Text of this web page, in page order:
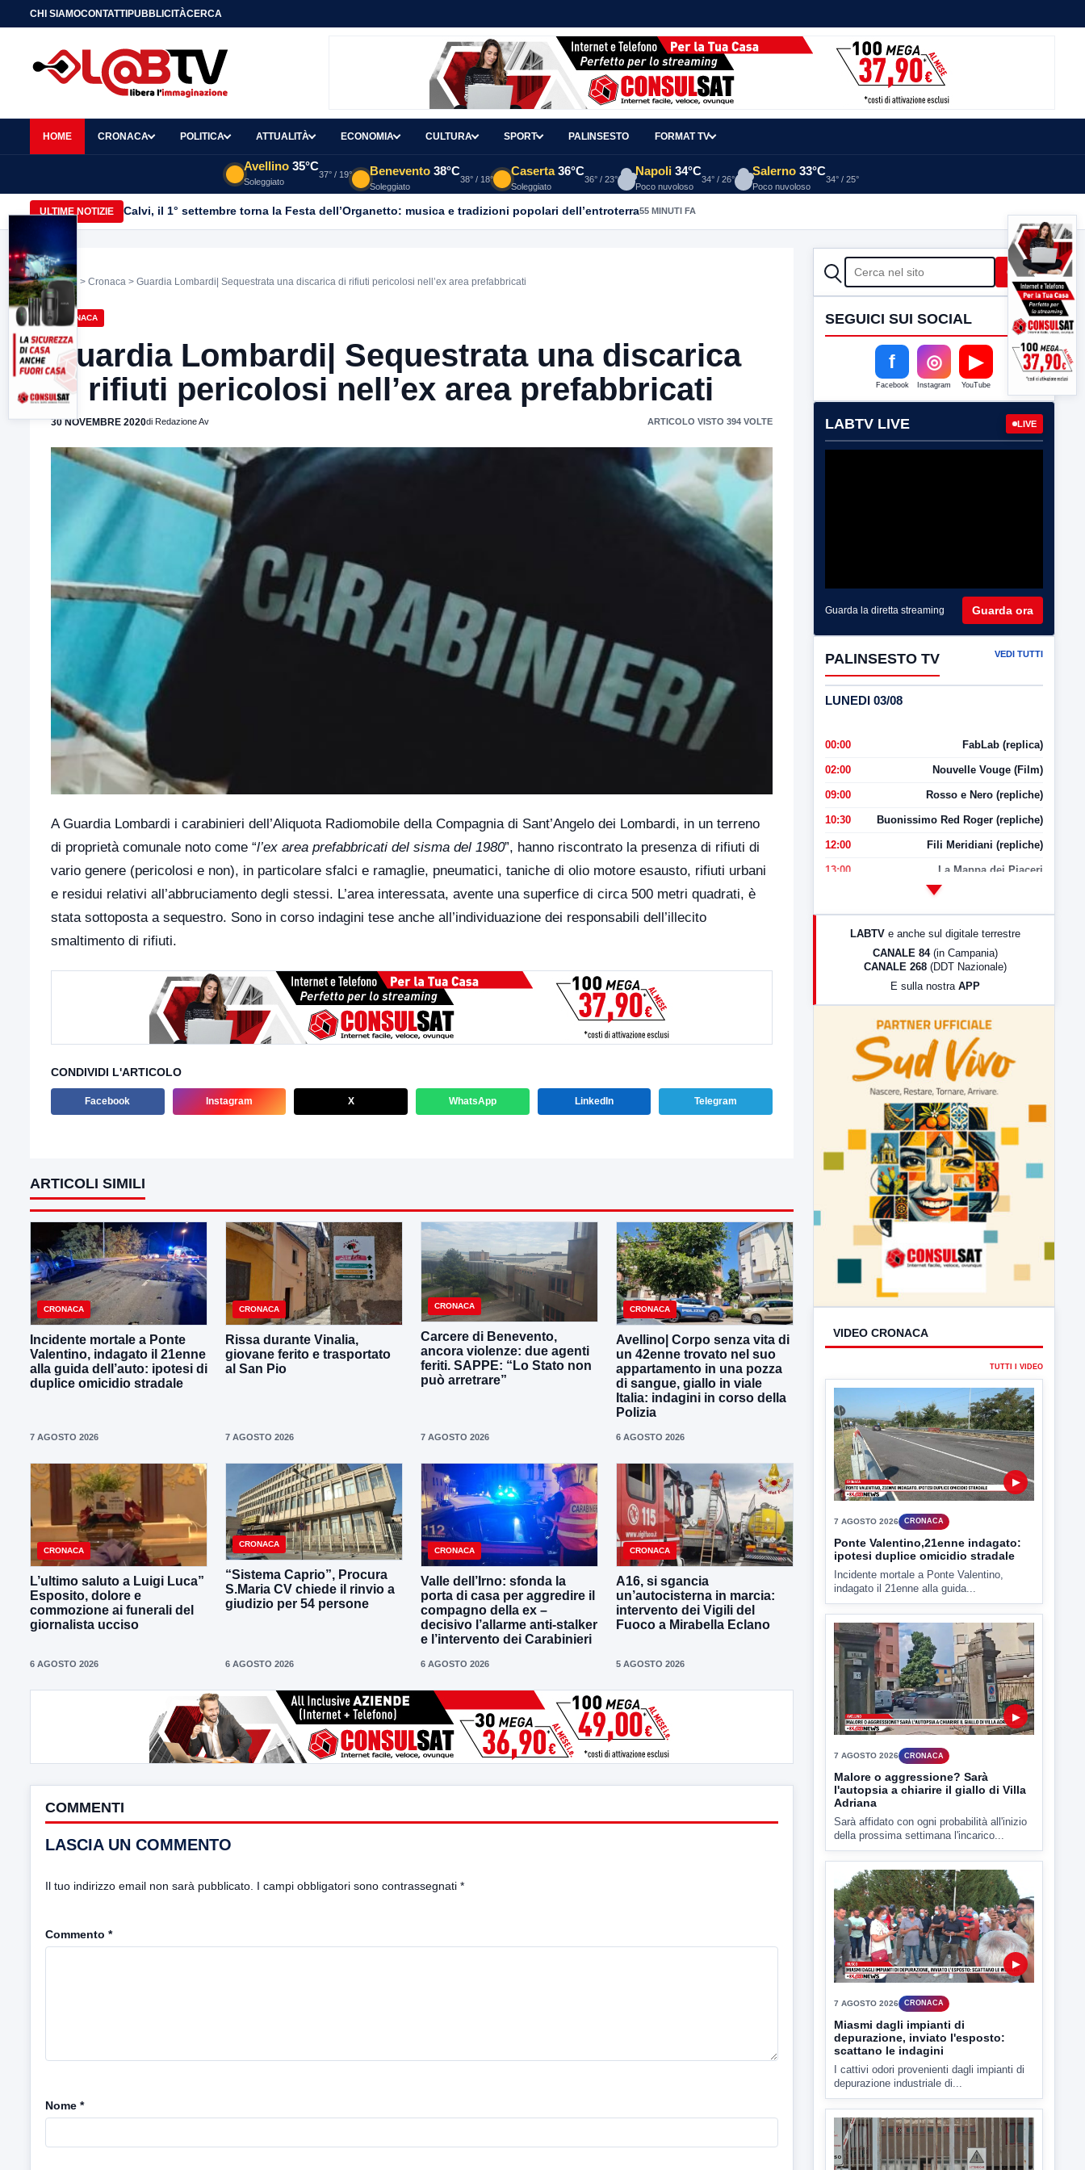
CHI SIAMOCONTATTIPUBBLICITÀCERCA
HOME CRONACA POLITICA ATTUALITÀ ECONOMIA CULTURA SPORT PALINSESTO FORMAT TV
Avellino 35°C
Soleggiato
37° / 19° Benevento 38°C
Soleggiato
38° / 18°
Caserta 36°C
Soleggiato
36° / 23°
Napoli 34°C
Poco nuvoloso
34° / 26°
Salerno 33°C
Poco nuvoloso
34° / 25°
ULTIME NOTIZIE Calvi, il 1° settembre torna la Festa dell’Organetto: musica e tradizioni popolari dell’entroterra55 MINUTI FA
Home > Cronaca > Guardia Lombardi| Sequestrata una discarica di rifiuti pericolosi nell’ex area prefabbricati
CRONACA
Guardia Lombardi| Sequestrata una discarica
di rifiuti pericolosi nell’ex area prefabbricati
30 NOVEMBRE 2020di Redazione Av ARTICOLO VISTO 394 VOLTE
A Guardia Lombardi i carabinieri dell’Aliquota Radiomobile della Compagnia di Sant’Angelo dei Lombardi, in un terreno
di proprietà comunale noto come “l’ex area prefabbricati del sisma del 1980”, hanno riscontrato la presenza di rifiuti di
vario genere (pericolosi e non), in particolare sfalci e ramaglie, pneumatici, taniche di olio motore esausto, rifiuti urbani
e residui relativi all’abbruciamento degli stessi. L’area interessata, avente una superfice di circa 500 metri quadrati, è
stata sottoposta a sequestro. Sono in corso indagini tese anche all’individuazione dei responsabili dell’illecito
smaltimento di rifiuti.
CONDIVIDI L'ARTICOLO
Facebook Instagram X WhatsApp LinkedIn Telegram
ARTICOLI SIMILI
CRONACA
Incidente mortale a Ponte
Valentino, indagato il 21enne
alla guida dell’auto: ipotesi di
duplice omicidio stradale
7 AGOSTO 2026
CRONACA
Rissa durante Vinalia,
giovane ferito e trasportato
al San Pio
7 AGOSTO 2026
CRONACA
Carcere di Benevento,
ancora violenze: due agenti
feriti. SAPPE: “Lo Stato non
può arretrare”
7 AGOSTO 2026
CRONACA
Avellino| Corpo senza vita di
un 42enne trovato nel suo
appartamento in una pozza
di sangue, giallo in viale
Italia: indagini in corso della
Polizia
6 AGOSTO 2026
CRONACA
L’ultimo saluto a Luigi Luca”
Esposito, dolore e
commozione ai funerali del
giornalista ucciso
6 AGOSTO 2026
CRONACA
“Sistema Caprio”, Procura
S.Maria CV chiede il rinvio a
giudizio per 54 persone
6 AGOSTO 2026
CRONACA
Valle dell’Irno: sfonda la
porta di casa per aggredire il
compagno della ex –
decisivo l’allarme anti-stalker
e l’intervento dei Carabinieri
6 AGOSTO 2026
CRONACA
A16, si sgancia
un’autocisterna in marcia:
intervento dei Vigili del
Fuoco a Mirabella Eclano
5 AGOSTO 2026
COMMENTI
LASCIA UN COMMENTO
Il tuo indirizzo email non sarà pubblicato. I campi obbligatori sono contrassegnati *
Commento *
Nome *
CERCA Cerca
SEGUICI SUI SOCIAL
f
Facebook
◎
Instagram
▶
YouTube
LABTV LIVE LIVE
Guarda la diretta streaming Guarda ora
PALINSESTO TV VEDI TUTTI
LUNEDI 03/08
00:00 FabLab (replica)
02:00 Nouvelle Vouge (Film)
09:00 Rosso e Nero (repliche)
10:30 Buonissimo Red Roger (repliche)
12:00 Fili Meridiani (repliche)
13:00 La Mappa dei Piaceri
LabNews (Diretta)
LabNews (replica)
LABTV e anche sul digitale terrestre
CANALE 84 (in Campania)
CANALE 268 (DDT Nazionale)
E sulla nostra APP
TUTTI I VIDEO
▶
Ponte Valentino,21enne indagato:
ipotesi duplice omicidio stradale
Incidente mortale a Ponte Valentino,
indagato il 21enne alla guida...
7 AGOSTO 2026 CRONACA
Malore o aggressione? Sarà
l'autopsia a chiarire il giallo di Villa
Adriana
Sarà affidato con ogni probabilità all'inizio
della prossima settimana l'incarico...
7 AGOSTO 2026
Miasmi dagli impianti di
depurazione, inviato l'esposto:
scattano le indagini
I cattivi odori provenienti dagli impianti di
depurazione industriale di...